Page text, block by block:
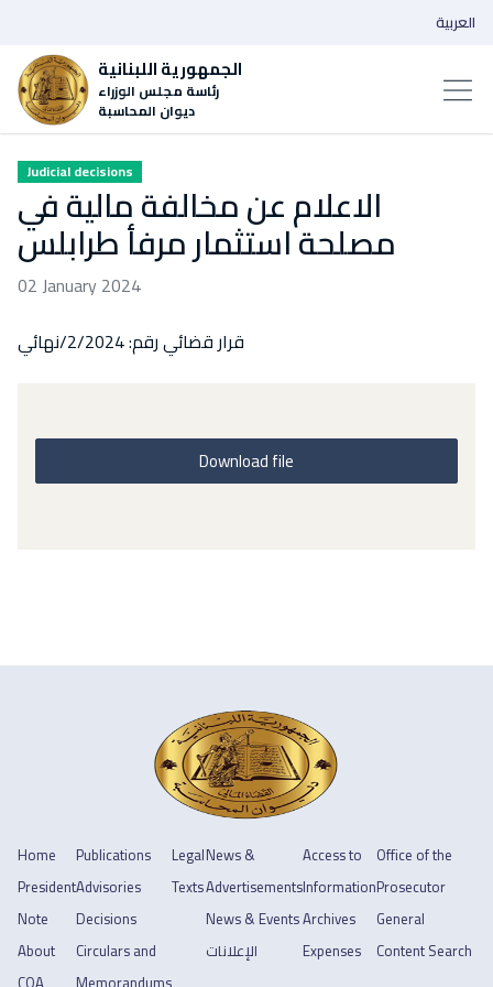
الجمهورية اللبنانية
رئاسة مجلس الوزراء
ديوان المحاسبة
العربية
Judicial decisions
الاعلام عن مخالفة مالية في
مصلحة استثمار مرفأ طرابلس
02 January 2024
قرار قضائي رقم: 2/2024/نهائي
Download file
Home
President
Note
About
Publications
Advisories
Decisions
Circulars and
Legal
Texts
News &
Advertisements
News & Events
الإعلانات
Access to
Information
Archives
Expenses
Office of the
Prosecutor
General
Content Search